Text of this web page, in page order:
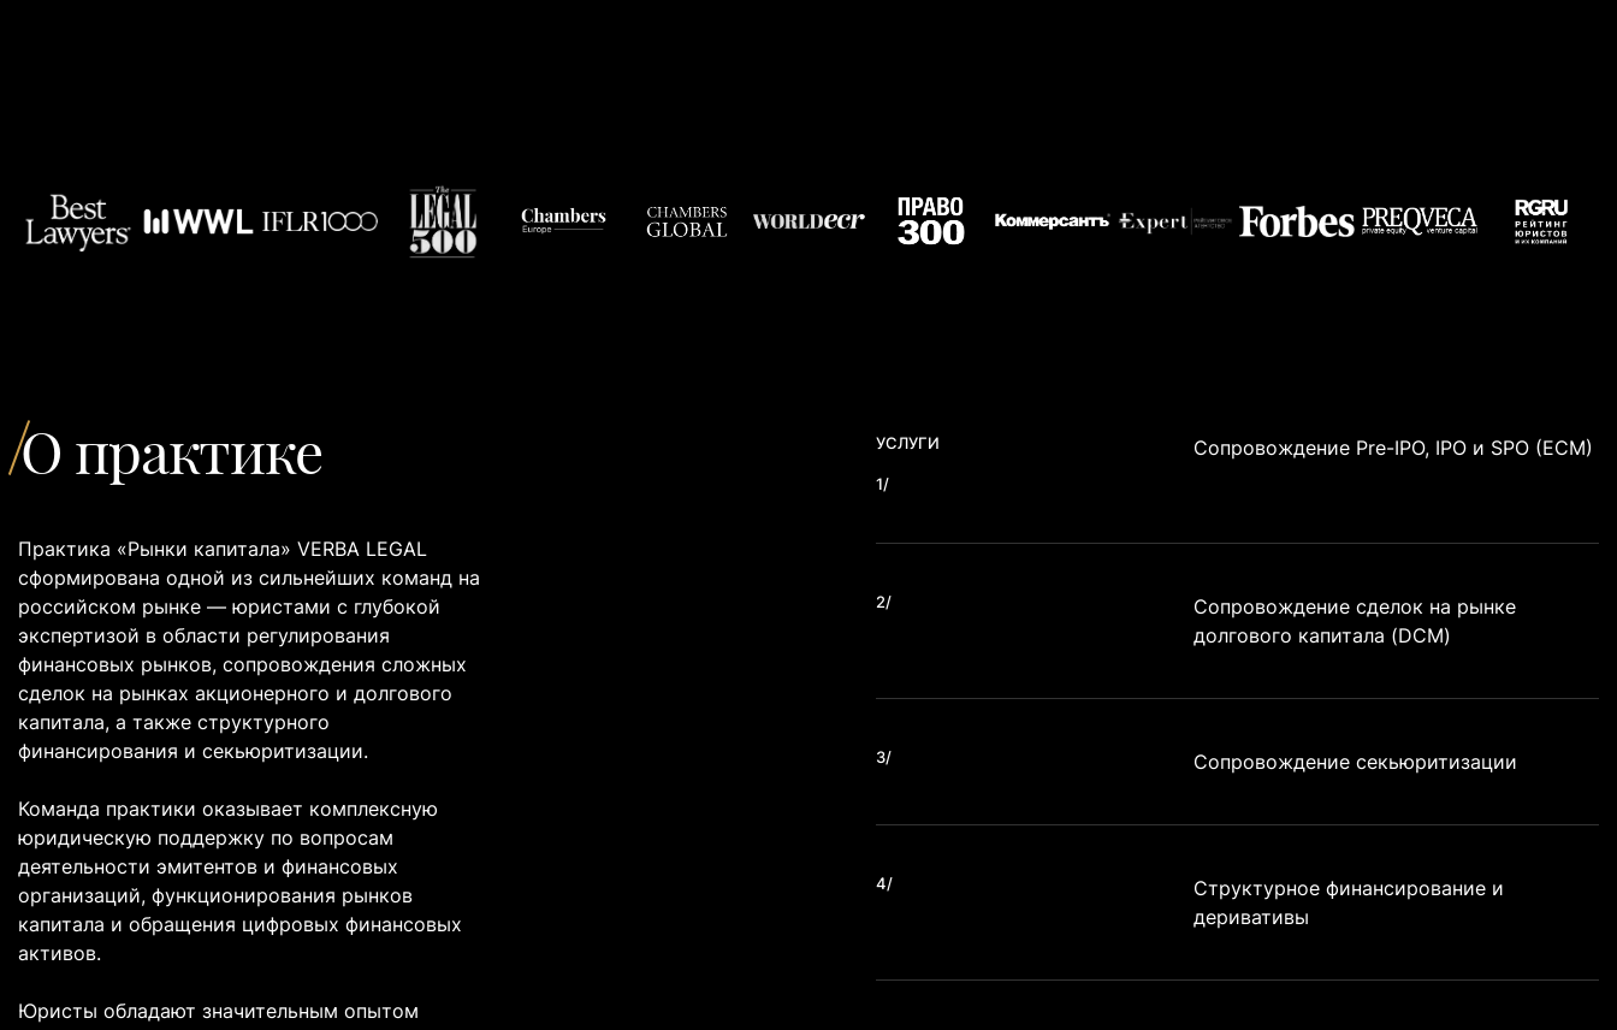
О практике
Практика «Рынки капитала» VERBA LEGAL
сформирована одной из сильнейших команд на
российском рынке — юристами с глубокой
экспертизой в области регулирования
финансовых рынков, сопровождения сложных
сделок на рынках акционерного и долгового
капитала, а также структурного
финансирования и секьюритизации.
Команда практики оказывает комплексную
юридическую поддержку по вопросам
деятельности эмитентов и финансовых
организаций, функционирования рынков
капитала и обращения цифровых финансовых
активов.
Юристы обладают значительным опытом
УСЛУГИ
1/
Сопровождение Pre-IPO, IPO и SPO (ECM)
2/
Сопровождение сделок на рынке
долгового капитала (DCM)
3/ Сопровождение секьюритизации
4/
Структурное финансирование и
деривативы